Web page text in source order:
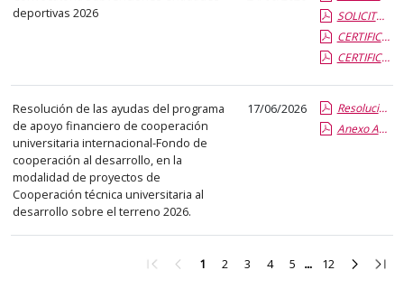
deportivas 2026
SOLICITUD SUBVENCION.pdf.pdf
CERTIFICADO FEDERATIVO EQUIPOS.pdf.pdf
CERTIFICADO FEDERATIVO JUGADORES UVA.pdf.pdf
Resolución de las ayudas del programa
de apoyo financiero de cooperación
universitaria internacional-Fondo de
cooperación al desarrollo, en la
modalidad de proyectos de
Cooperación técnica universitaria al
desarrollo sobre el terreno 2026.
17/06/2026
Resolucion cooperacion tecnica ONGD 2026.report.pdf.pdf
Anexo Aceptacion_ONGD 2026.pdf.pdf
Ir
Ir
1 2Ir
3 4Ir
5 12Ir
Ir
Ir